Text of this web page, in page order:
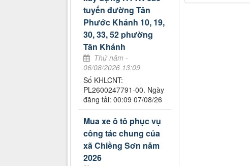
tuyến đường Tân
Phước Khánh 10, 19,
30, 33, 52 phường
Tân Khánh
Thứ năm -
06/08/2026 13:09
Số KHLCNT:
PL2600247791-00. Ngày
đăng tải: 00:09 07/08/26
Mua xe ô tô phục vụ
công tác chung của
xã Chiềng Sơn năm
2026